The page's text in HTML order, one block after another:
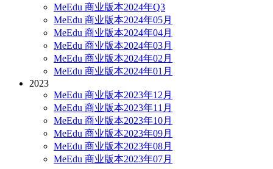
MeEdu 商业版本2024年Q3
MeEdu 商业版本2024年05月
MeEdu 商业版本2024年04月
MeEdu 商业版本2024年03月
MeEdu 商业版本2024年02月
MeEdu 商业版本2024年01月
2023
MeEdu 商业版本2023年12月
MeEdu 商业版本2023年11月
MeEdu 商业版本2023年10月
MeEdu 商业版本2023年09月
MeEdu 商业版本2023年08月
MeEdu 商业版本2023年07月